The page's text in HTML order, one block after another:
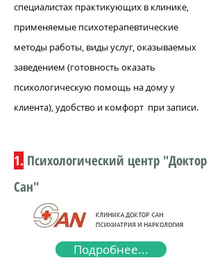
специалистах практикующих в клинике,
применяемые психотерапевтические
методы работы, виды услуг, оказываемых
заведением (готовность оказать
психологическую помощь на дому у
клиента), удобство и комфорт при записи.
1. Психологический центр "Доктор
Сан"
Подробнее...